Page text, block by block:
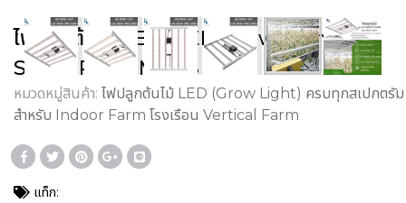
ไฟปลูกต้นไม้ LED (LED Grow Light) : รุ่น
SL16 GROW MARS
หมวดหมู่สินค้า: ไฟปลูกต้นไม้ LED (Grow Light) ครบทุกสเปกตรัม
สำหรับ Indoor Farm โรงเรือน Vertical Farm
แท็ก: